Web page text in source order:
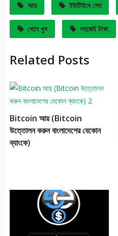
আয় ইউটিউবে গেম
খেলে খুব সহজেই টাকা
Related Posts
Bitcoin আয় (Bitcoin
উত্তোলন করুন বাংলাদেশের যেকোন
ব্যাংকে)